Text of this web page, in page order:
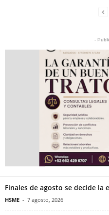
-
Finales de agosto se decide la
HSME - 7 agosto, 2026